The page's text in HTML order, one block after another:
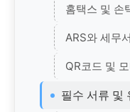
홈택스 및 손
ARS와 세무
QR코드 및
필수 서류 및